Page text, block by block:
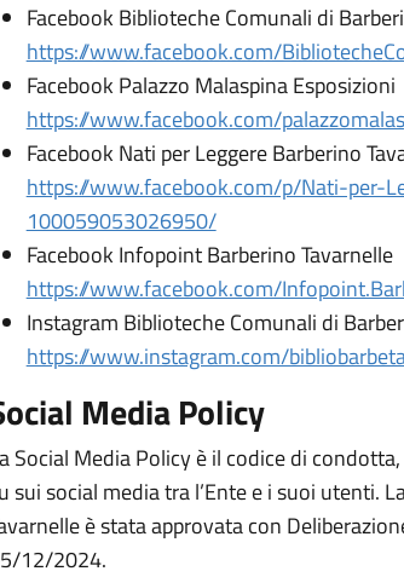
Facebook Biblioteche Comunali di
https://www.facebook.com/
Facebook Palazzo Malaspina Esposizioni
https://www.facebook.com/
Facebook Nati per Leggere Barberino
https://www.facebook.com/p/Nati-per-
100059053026950/
Facebook Infopoint Barberino Tavarnelle
https://www.facebook.com/
Instagram Biblioteche Comunali di
https://www.instagram.com/
Media Policy
Social Media Policy è il codice di
sui social media tra l’Ente e i suoi utenti.
è stata approvata con
12/2024.